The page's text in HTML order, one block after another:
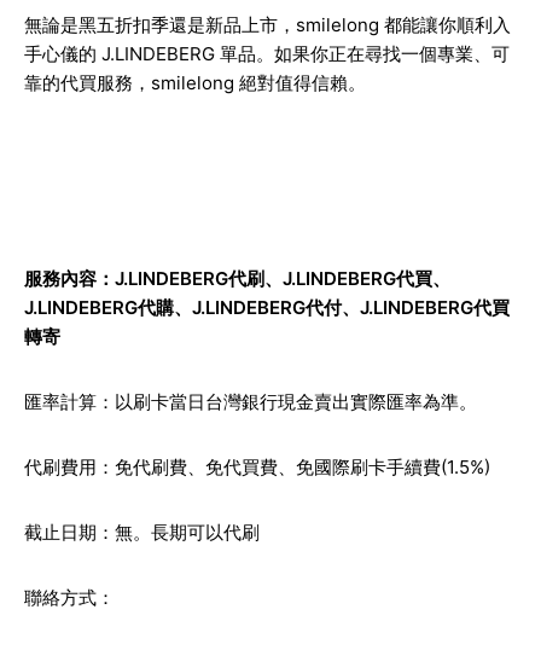
無論是黑五折扣季還是新品上市，smilelong 都能讓你順利入
手心儀的 J.LINDEBERG 單品。如果你正在尋找一個專業、可
靠的代買服務，smilelong 絕對值得信賴。
服務內容：J.LINDEBERG代刷、J.LINDEBERG代買、
J.LINDEBERG代購、J.LINDEBERG代付、J.LINDEBERG代買
轉寄
匯率計算：以刷卡當日台灣銀行現金賣出實際匯率為準。
代刷費用：免代刷費、免代買費、免國際刷卡手續費(1.5%)
截止日期：無。長期可以代刷
聯絡方式：